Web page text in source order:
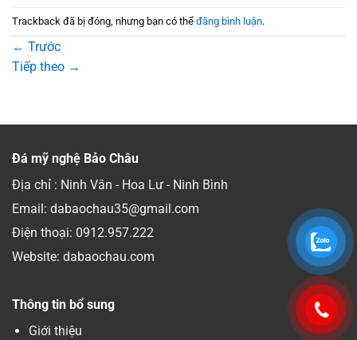
Trackback đã bị đóng, nhưng bạn có thể đăng bình luận.
← Trước
Tiếp theo →
Đá mỹ nghệ Bảo Châu
Địa chỉ : Ninh Vân - Hoa Lư - Ninh Bình
Email: dabaochau35@gmail.com
Điện thoại: 0912.957.222
Website: dabaochau.com
Thông tin bổ sung
Giới thiệu